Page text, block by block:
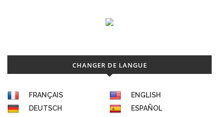
CHANGER DE LANGUE
FRANÇAIS
ENGLISH
DEUTSCH
ESPAÑOL